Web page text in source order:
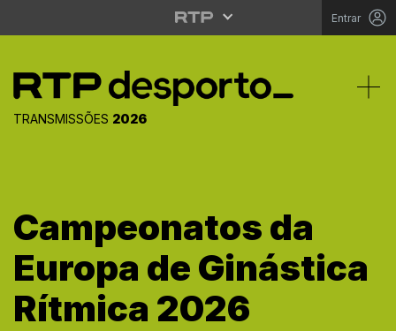
Entrar
TRANSMISSÕES 2026
Campeonatos da
Europa de Ginástica
Rítmica 2026